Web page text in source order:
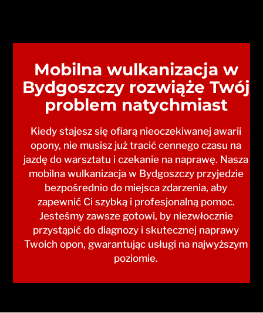
Mobilna wulkanizacja w
Bydgoszczy rozwiąże Twój
problem natychmiast
Kiedy stajesz się ofiarą nieoczekiwanej awarii
opony, nie musisz już tracić cennego czasu na
jazdę do warsztatu i czekanie na naprawę. Nasza
mobilna wulkanizacja w Bydgoszczy przyjedzie
bezpośrednio do miejsca zdarzenia, aby
zapewnić Ci szybką i profesjonalną pomoc.
Jesteśmy zawsze gotowi, by niezwłocznie
przystąpić do diagnozy i skutecznej naprawy
Twoich opon, gwarantując usługi na najwyższym
poziomie.